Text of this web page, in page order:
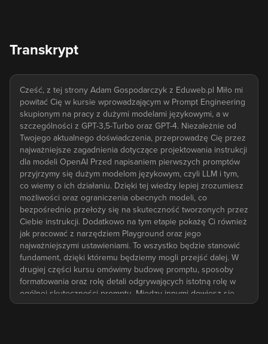
Transkrypt
Cześć, z tej strony Adam Gospodarczyk z Eduweb.pl Miło mi powitać Cię w kursie wprowadzającym w Prompt Engineering skupionym na pracy z dużymi modelami językowymi, a w szczególności z GPT-3,5-Turbo oraz GPT-4. Niezależnie od Twojego aktualnego doświadczenia, przeprowadzę Cię przez najważniejsze zagadnienia dotyczące projektowania instrukcji dla modeli OpenAI Przed napisaniem pierwszych promptów przyjrzymy się dużym modelom językowym, czyli LLM i tym, co wiemy o ich działaniu. Dzięki tej wiedzy lepiej zrozumiesz możliwości oraz ograniczenia obecnych modeli, co bezpośrednio przełoży się na skuteczność tworzonych przez Ciebie instrukcji. Dodatkowo na tym etapie pokażę Ci również jak pracować z narzędziem Playground oraz jego najważniejszymi ustawieniami. To wszystko będzie stanowić fundament, dzięki któremu będziemy mogli przejść dalej. W drugiej części kursu omówimy budowę promptu, sposoby formatowania oraz rolę detali odgrywających istotną rolę w ogólnej skuteczności promptu. Między innymi dowiesz się, jak ogromne znaczenie odgrywa kontekst uwzględniony w instrukcji, na podstawie którego model może generować odpowiedzi, które wykraczają poza jego aktualne możliwości. Wówczas zrozumiesz, że zaprojektowanie skutecznego promptu nie jest proste i aktualnie mamy do dyspozycji sposoby na sterowanie zachowaniem modelu bez możliwości całkowitej kontroli jego zachowania. Aby ułatwić sobie ten proces, wyjaśnię Ci również, jak możesz prowadzić rozmowy z ChatGPT, aby rozwiązywać bardzo złożone problemy, w tym także, aby budować oraz ulepszać własne prompty. Kolejnym etapem będzie bliższe poznanie technik projektowania instrukcji, które szczegółowo zostały omówione w publikowanych whitepaperach, do których linki znajdziesz w opisie poszczególnych lekcji. W praktyce jednak niemal każda ze wspomnianych technik opiera się o stosunkowo proste założenia, które możesz wykorzystywać podczas interakcji np. z GPT-4. Mam tutaj na myśli prompty typu Zero-Shot Few-Shot, techniki Chain of Thoughts czy Tree of Thoughts. Każda z nich może znacząco podnosić efektywność promptów w zależności od rozwiązanego problemu. W ostatniej części kursu zarysuje Ci również scenariusze, dzięki którym zrozumiesz rolę dużych modeli językowych przy projektowaniu aplikacji. Między innymi dowiesz się, jak wykorzystać duże zestawy danych, co należy uwzględnić przy projektowaniu ChatuAI na stronę internetową, a także zaprezentuję Ci koncepcję autonomicznego agenta, z którym sam pracuję praktycznie każdego dnia. Na podstawie tych przykładów przedstawię Ci także dalsze kierunki rozwoju w obszarze Prompt Engineeringu oraz podzielę się z Tobą źródłami wiedzy, z których sam korzystam. Mam nadzieję, że ten kurs nie tylko pokaże Ci jak projektować skuteczne prompty, ale także zachęcić Cię do odkrywania możliwości, które oferują aktualne modele firmy OpenAI, ale i nie tylko. Wiedza, którą zdobędziesz, może okazać się przydatna także w przypadku innych rozwiązań, w tym także modeli typu Open Source. Na ten moment jednak nie mam nic więcej do dodania poza po prostu zaproszeniem Cię do kolejnej lekcji. Na początek proponuję, abyśmy zaczęli od tego, aby wyjaśnić czym w ogóle są modele językowe. Otóż są to pewnego rodzaju mechanizmy, które dążą do tego, aby zrozumieć ludzki język. To właśnie z tego powodu, jeżeli model otrzyma informację w postaci "Hello!", to prawdopodobnie zrozumie, że chodzi o przywitanie i w związku z tym również przywita się z nami, dodatkowo zadając pytanie, jak może nam dzisiaj pomóc? Oczywiście nie mówimy tutaj o dokładnie takim samym rozumieniu jak w przypadku ludzi, ale o pewnego rodzaju modelu, który próbuje odwzorować ten mechanizm. Zatem z jednej strony nie będziemy otrzymywać dokładnie takiego samego poziomu zrozumienia, ale z drugiej strony nie ma nic złego w tym, aby dokładnie tego wymagać od modeli. W praktyce wygląda to tak, że jeżeli wysyłam wiadomość hello, to spodziewam się przynajmniej przywitania. Także wygląda na to, że mamy tutaj potencjalną konwersację, która może oczywiście się dalej rozwijać. Nie jest jednak do końca jasne, co się dzieje pomiędzy. Chodzi tutaj dokładnie o to, że modele językowe starają się odnaleźć różnego rodzaju wzorce oraz połączenia pomiędzy słowami. Zatem powiedzmy, że ze słowem "Hello" może być powiązane słowo "Hi!". W końcu jedno i drugie jest przywitanie i może występować pomiędzy nimi jakieś połączenie. I choć to akurat może być tutaj bardzo oczywiste, to nadal nie jest do końca jasne, dlaczego akurat pojawiło się tutaj takie pytanie. Odpowiedzią na to jest sam mechanizm generowania tekstu, który w przypadku dużych modeli językowych polega w bardzo dużym uproszczeniu na generowaniu kolejnego fragmentu słowa, tak zwanego tokenu, na podstawie prawdopodobieństwa. Wyobraź sobie, że na nasze przywitanie model dobiera sobie słowo "hello!" i przypisuje do niego prawdopodobieństwo, a następnie słowo "yo!", które w tym przypadku uzyskuje nieco mniejsze prawdopodobieństwo wystąpienia. Jednocześnie wśród nich pojawia się także słowo "hi", które w tym przypadku ma najwyższe prawdopodobieństwo i może zostać wybrane. Mówię tutaj "może" zostać wybrane, a nie "zawsze" będzie wybrane ze względu na to, że to, w jaki sposób dobierane są tutaj kolejne tokeny, nie jest uzależnione wyłącznie od tego, jaki wskaźnik prawdopodobieństwa posiada. Na to ma wpływ jeszcze wiele innych czynników, a dodatkowo na część z nich możemy mieć także wpływ. O czym będę jeszcze mówił. Tymczasem działanie dużych modeli językowych można sprowadzić do niesamowicie prostej koncepcji, polegającej na ciągłym odpowiadaniu na to samo pytanie o następującej treści: "Dla tekstu mamy do tej pory jakie słowo powinno być kolejne?" I teraz, ze względu na to, że ta koncepcja brzmi niesamowicie prosto, aż trudno uwierzyć w to, że modele takie jak GPT 3 czy GPT 4 są w stanie generować długie i przekonujące treści, działający kod w różnych językach programowania, a nawet rozwiązywać złożone zadania z egzaminów uczelni wyższych. Jeżeli jednak przyjrzymy się temu nieco z innej strony, to nagle okaże się, że ta koncepcja może nie wystarczać np. do tego, aby przeprowadzać bardzo złożone obliczenia lub aby za pierwszym razem rozwiązywać bardzo złożone problemy. Z tego powodu powstają różnego rodzaju techniki, których celem jest dążenie do tego, aby generowane przez model odpowiedzi były możliwie jak najwyższej jakości. Jak już się pewnie domyślasz, dokładnie to jest tematem naszego kursu i na tym będziemy skupiali się w kolejnych lekcjach. Zanim jednak do tego przejdziemy, chciałbym, abyśmy jeszcze na moment zatrzymali się przy tym, czym w ogóle są modele GPT? Otóż są to duże modele językowe opracowane przez firmę OpenAI. Sama ich nazwa oznacza generative pretrained transformer, co niewiele nam mówi, ale jednocześnie mamy tutaj kilka sygnałów. Jeden z nich polega na tym, że modele te zostały wytrenowane na bardzo dużych zestawach danych, a ich zadanie polegało na tym, aby generować tekst poprzez generowanie kolejnego słowa w taki sposób, aby brzmiał możliwie najbardziej naturalnie. W rezultacie firma OpenAI, stworzyła w ten sposób modele, które cieszą się aktualnie największą popularnością i są w stanie realizować wiele różnych zadań od generowania tekstu, poprzez tłumaczenia, a także generowanie kodu. I teraz ze względu na to, że mówimy tutaj o tak dużych zestawach danych, to modele są w stanie generować tekst, który brzmi tak, jakby napisał go człowiek. Przykładowo, jeżeli przywitam się słowami "cześć, dobrze Cię widzieć", to prawdopodobnie otrzymam odpowiedź odwzajemniając uprzejmość, a zaraz po nich znajdzie się pytanie o ewentualną możliwość pomocy. Idąc dalej, w związku z tym, że mówimy tutaj o treningu, który odbył się na dużych zestawach danych i co więcej trening ten został zakończony, to niestety bazowa wiedza modelu jest w tym momencie ograniczona do około września 2021 roku. Warto jednak zaznaczyć, że wśród tej wiedzy mogą znaleźć się informacje wykraczające poza ten zakres. Może to być wiedza na temat niektórych osób bądź istotnych wydarzeń, które miały miejsce na świecie od tego czasu. Nietrudno się więc domyślić, że coś takiego będzie miało wpływ np. na pytania dotyczące najnowszych wersji systemów operacyjnych bądź wybranych narzędzi i technologii. Przykładowo, na pytanie o najnowszą wersję systemu macOS, ChatGPT podaje nam nieprawidłową nazwę Big Sur, aczkolwiek trzeba zaznaczyć, że podczas udzielania odpowiedzi zaznacza, że odpowiedź może nie być prawidłowa ze względu na to, że jego wiedza jest ograniczona. Nie zawsze jednak ma to miejsce i możemy wprost otrzymać błędną odpowiedź, pomimo tego, że model nie będzie nas o tym informował. Coś takiego może mieć miejsce niesamowicie często, chociażby ze względu na to, że domyślnie modele GPT nie są podłączone do Internetu. Aczkolwiek mówimy tutaj o domyślnym stanie. Ze względu na to, że chociażby wyszukiwarka Bing posiada wersję ChatGPT, która posiada umiejętność wyszukiwania informacji w Internecie. Nieco trudno się więc tutaj domyślić, że wersja podłączona do internetu będzie zwracać znacznie lepsze rezultaty niż wersja, która dostępu do Internetu nie posiada. Zatem przykładowo, jeżeli bazowy model zapytam o nazwę overment, to uzyskamy informację, że model nie posiada żadnych informacji na jego temat, a inaczej mówiąc nie posiada dostępu do Internetu. Sytuacja jednak będzie wyglądała inaczej w przypadku chociażby wspomnianego Bing Chat. Idąc tym wszystkim dalej, ograniczona wiedza modelu oraz brak dostępu do internetu zwiększają szansę na tzw. halucynacje modelu, czyli pewnego rodzaju zachowaniu, pod którym kryje się wiele różnych rzeczy. Jedną z nich jest wprowadzanie w błąd użytkownika poprzez odpowiadanie mu na pytania, które nie mają nic wspólnego z rzeczywistością bądź stanem faktycznym. Przykładowo tutaj zadałem pytanie o totalnie wymyśloną przeze mnie nazwę. Pomimo tego otrzymałem odpowiedź ze strony modelu, która szczegółowo wyjaśniała mi o co dokładnie pytam oraz była w stanie n